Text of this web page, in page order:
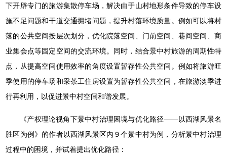
下开辟专门的旅游集散停车场，解决由于山村地形条件导致的停车设
施不足问题和干道交通拥堵问题，提升村落环境质量。例如可以将村
落的公共空间按层次划分，优化院落空间、门前空间、巷间空间、商
业集会点等固定空间的交流环境。同时，结合景中村旅游的周期性特
点，从提高空间使用效率的角度设置暂存性公共空间。例如将旅游旺
季使用的停车场和采茶工住房设置为暂存性公共空间，在旅游淡季进
行再利用，以促进景中村空间和谐发展。
《产权理论视角下景中村治理困境与优化路径——以西湖风景名
胜区为例》的作者以西湖风景区内９个景中村为例，分析景中村治理
过程中的困境，并试着提出优化路径：